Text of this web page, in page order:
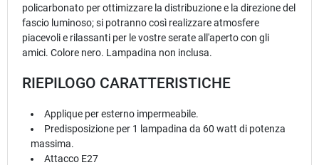
policarbonato per ottimizzare la distribuzione e la direzione del
fascio luminoso; si potranno così realizzare atmosfere
piacevoli e rilassanti per le vostre serate all'aperto con gli
amici. Colore nero. Lampadina non inclusa.
RIEPILOGO CARATTERISTICHE
Applique per esterno impermeabile.
Predisposizione per 1 lampadina da 60 watt di potenza
massima.
Attacco E27